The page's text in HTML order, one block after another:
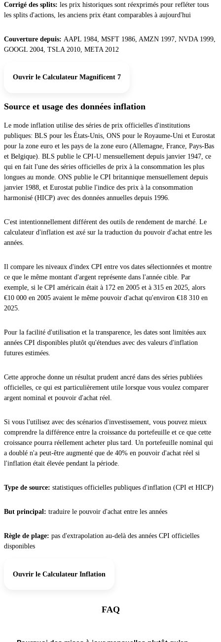
Corrigé des splits: les prix historiques sont réexprimés pour refléter tous
les splits d'actions, les anciens prix étant comparables à aujourd'hui
Couverture depuis: AAPL 1984, MSFT 1986, AMZN 1997, NVDA 1999,
GOOGL 2004, TSLA 2010, META 2012
Ouvrir le Calculateur Magnificent 7
Source et usage des données inflation
Le mode inflation utilise des séries de prix officielles d'institutions
publiques: BLS pour les États-Unis, ONS pour le Royaume-Uni et Eurostat
pour la zone euro et les pays de la zone euro (Allemagne, France, Pays-Bas
et Belgique). BLS publie le CPI-U mensuellement depuis janvier 1947, ce
qui en fait l'une des séries officielles de prix à la consommation les plus
longues au monde. ONS publie le CPI britannique mensuellement depuis
janvier 1988, et Eurostat publie l'indice des prix à la consommation
harmonisé (HICP) avec des données annuelles depuis 1996.
C'est intentionnellement différent des outils de rendement de marché. Le
calculateur d'inflation est axé sur la traduction du pouvoir d'achat entre les
années.
Il compare les niveaux d'index CPI entre vos dates sélectionnées et montre
ce que le même montant d'argent représente dans l'année cible. Par
exemple, si le CPI américain était à 172 en 2005 et à 315 en 2025, alors
€10 000 en 2005 avaient le même pouvoir d'achat qu'environ €18 310 en
2025.
Pour la facilité d'utilisation et la transparence, les dates sont limitées aux
années CPI disponibles plutôt qu'étendues avec des valeurs d'inflation
futures estimées.
Cette approche donne un résultat prudent ancré dans des séries publiées
officielles, ce qui est particulièrement utile lorsque vous voulez comparer
argent nominal et pouvoir d'achat réel.
Si vous l'utilisez avec des scénarios d'investissement, vous pouvez mieux
comprendre la différence entre la croissance du portefeuille et ce que cette
croissance pourra réellement acheter plus tard. Un portefeuille nominal qui
a doublé n'a peut-être augmenté que de 40% en pouvoir d'achat réel si
l'inflation était élevée pendant la période.
Type de source: statistiques officielles publiques d'inflation (CPI et HICP)
But principal: traduire le pouvoir d'achat entre les années
Règle de plage: pas d'extrapolation au-delà des années CPI officielles
disponibles
Ouvrir le Calculateur Inflation
FAQ